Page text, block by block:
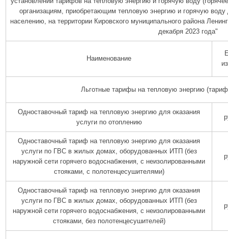
организациям, приобретающим тепловую энергию и горячую
населению, на территории Кировского муниципального района
декабря 2023 года"
Наименование
Льготные тарифы на тепловую энергию
Одноставочный тариф на тепловую энергию для оказания
услуги по отоплению
Одноставочный тариф на тепловую энергию для оказания
услуги по ГВС в жилых домах, оборудованных ИТП (без
наружной сети горячего водоснабжения, с неизолированными
стояками, с полотенцесушителями)
Одноставочный тариф на тепловую энергию для оказания
услуги по ГВС в жилых домах, оборудованных ИТП (без
наружной сети горячего водоснабжения, с неизолированными
стояками, без полотенцесушителей)